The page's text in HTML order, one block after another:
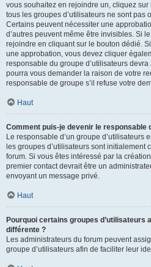
vous souhaitez en rejoindre un, cliquez
tous les groupes d’utilisateurs ne sont pas
Certains peuvent nécessiter une
d’autres peuvent même être invisibles. Si
rejoindre en cliquant sur le bouton dédié.
une approbation, vous devez cliquer
responsable du groupe d’utilisateurs
pourra vous demander la raison de votre
responsable de groupe s’il refuse votre
Haut
Comment puis-je devenir le responsable
Le responsable d’un groupe d’utilisateurs
les groupes d’utilisateurs sont initialement
forum. Si vous êtes intéressé par la
premier contact devrait être un
envoyant un message privé.
Haut
Pourquoi certains groupes d’utilisateurs
différente ?
Les administrateurs du forum peuvent
groupe d’utilisateurs afin de faciliter leur